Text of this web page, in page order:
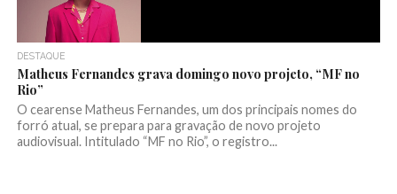
DESTAQUE
Matheus Fernandes grava domingo novo projeto, “MF no
Rio”
O cearense Matheus Fernandes, um dos principais nomes do
forró atual, se prepara para gravação de novo projeto
audiovisual. Intitulado “MF no Rio”, o registro...